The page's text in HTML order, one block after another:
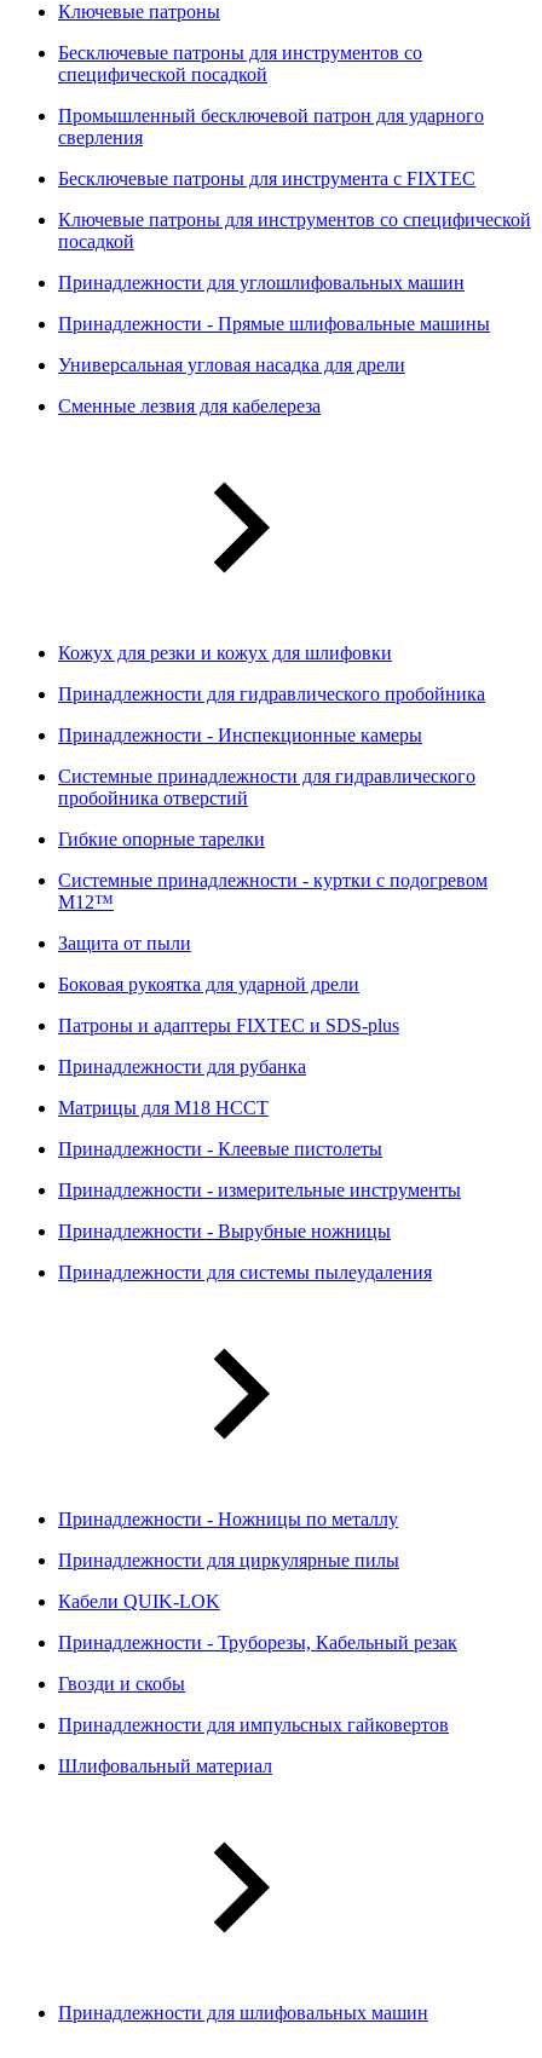
Ключевые патроны
Бесключевые патроны для инструментов со
специфической посадкой
Промышленный бесключевой патрон для ударного
сверления
Бесключевые патроны для инструмента с FIXTEC
Ключевые патроны для инструментов со специфической
посадкой
Принадлежности для углошлифовальных машин
Принадлежности - Прямые шлифовальные машины
Универсальная угловая насадка для дрели
Сменные лезвия для кабелереза
Кожух для резки и кожух для шлифовки
Принадлежности для гидравлического пробойника
Принадлежности - Инспекционные камеры
Системные принадлежности для гидравлического
пробойника отверстий
Гибкие опорные тарелки
Системные принадлежности - куртки с подогревом
M12™
Защита от пыли
Боковая рукоятка для ударной дрели
Патроны и адаптеры FIXTEC и SDS-plus
Принадлежности для рубанка
Матрицы для M18 HCCT
Принадлежности - Клеевые пистолеты
Принадлежности - измерительные инструменты
Принадлежности - Вырубные ножницы
Принадлежности для системы пылеудаления
Принадлежности - Ножницы по металлу
Принадлежности для циркулярные пилы
Кабели QUIK-LOK
Принадлежности - Труборезы, Кабельный резак
Гвозди и скобы
Принадлежности для импульсных гайковертов
Шлифовальный материал
Принадлежности для шлифовальных машин